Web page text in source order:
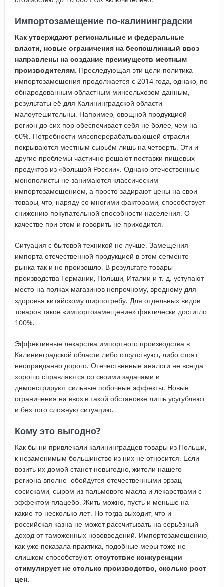
Импортозамещение по-калининградски
Как утверждают региональные и федеральные
власти, новые ограничения на беспошлинный ввоз
направлены на создание преимуществ местным
производителям. Преследующая эти цели политика
импортозамещения продолжается с 2014 года, однако, по
обнародованным областным минсельхозом данным,
результаты её для Калининградской области
малоутешительны. Например, овощной продукцией
регион до сих пор обеспечивает себя не более, чем на
60%. Потребности мясоперерабатывающей отрасли
покрываются местным сырьём лишь на четверть. Эти и
другие проблемы частично решают поставки пищевых
продуктов из «большой России». Однако отечественные
монополисты не занимаются классическим
импортозамещением, а просто задирают цены на свои
товары, что, наряду со многими факторами, способствует
снижению покупательной способности населения. О
качестве при этом и говорить не приходится.
Ситуация с бытовой техникой не лучше. Замещения
импорта отечественной продукцией в этом сегменте
рынка так и не произошло. В результате товары
производства Германии, Польши, Италии и т. д. уступают
место на полках магазинов непрочному, вредному для
здоровья китайскому ширпотребу. Для отдельных видов
товаров такое «импортозамещение» фактически достигло
100%.
Эффективные лекарства импортного производства в
Калининградской области либо отсутствуют, либо стоят
неоправданно дорого. Отечественные аналоги не всегда
хорошо справляются со своими задачами и
демонстрируют сильные побочные эффекты. Новые
ограничения на ввоз в такой обстановке лишь усугубляют
и без того сложную ситуацию.
Кому это выгодно?
Как бы ни привлекали калининградцев товары из Польши,
к незаменимым большинство из них не относится. Если
возить их домой станет невыгодно, жители нашего
региона вполне обойдутся отечественными эрзац-
сосисками, сыром из пальмового масла и лекарствами с
эффектом плацебо. Жить можно, пусть и меньше на
какие-то несколько лет. Но тогда выходит, что и
российская казна не может рассчитывать на серьёзный
доход от таможенных нововведений. Импортозамещению,
как уже показала практика, подобные меры тоже не
слишком способствуют: отсутствие конкуренции
стимулирует не столько производство, сколько рост
цен.